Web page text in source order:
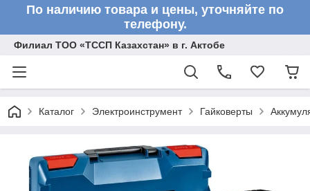
По наличию товара и цены, уточняйте по
телефону.
Филиал ТОО «ТССП Казахстан» в г. Актобе
Каталог Электроинструмент Гайковерты